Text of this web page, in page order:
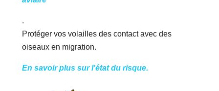
.
Protéger vos volailles des contact avec des
oiseaux en migration.
En savoir plus sur l'état du risque.